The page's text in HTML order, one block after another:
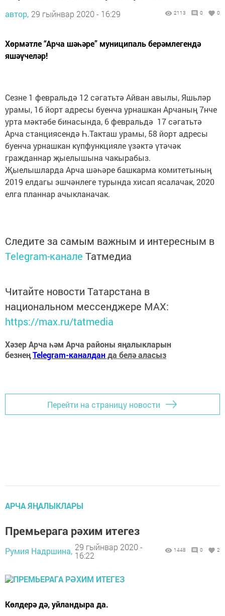
автор, 29 гыйнвар 2020 - 16:29 2113 0 0
Хөрмәтле “Арча шәһәре” муниципаль берәмлегендә
яшәүчеләр!
Сезне 1 февральдә 12 сәгатьтә Айван авылы, Яшьләр
урамы, 1б йорт адресы буенча урнашкан Арчаның 7нче
урта мәктәбе бинасында, 6 февральдә 17 сәгатьтә
Арча станциясендә Һ.Такташ урамы, 58 йорт адресы
буенча урнашкан күпфункцияле үзәктә үтәчәк
гражданнар җыелышына чакырабыз.
Җыелышларда Арча шәһәре башкарма комитетының
2019 елдагы эшчәнлеге турында хисап ясалачак, 2020
елга планнар ачыкланачак.
Следите за самым важным и интересным в
Telegram-канале Татмедиа
Читайте новости Татарстана в
национальном мессенджере MАХ:
https://max.ru/tatmedia
Хәзер Арча һәм Арча районы яңалыкларын
безнеңTelegram-каналданда белә аласыз
Перейти на страницу новости
АРЧА ЯҢАЛЫКЛАРЫ
Премьерага рәхим итегез
Румия Надршина, 29 гыйнвар 2020 -
16:22
1448 0 2
Көлдерә дә, уйландыра да.